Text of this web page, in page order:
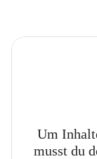
Um
musst du